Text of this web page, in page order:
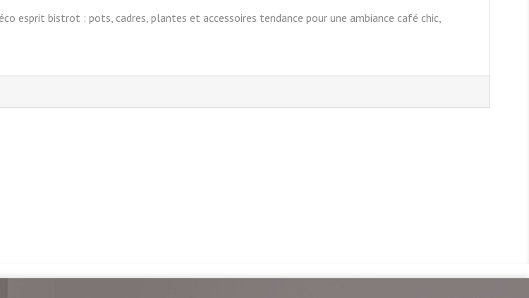
esprit bistrot : pots, cadres, plantes et accessoires tendance pour une ambiance café chic,